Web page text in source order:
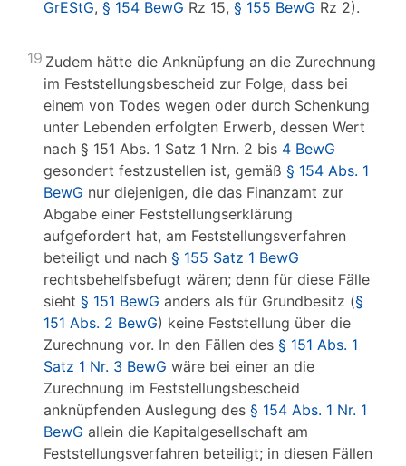
GrEStG, § 154 BewG Rz 15, § 155 BewG Rz 2).
19 Zudem hätte die Anknüpfung an die Zurechnung
im Feststellungsbescheid zur Folge, dass bei
einem von Todes wegen oder durch Schenkung
unter Lebenden erfolgten Erwerb, dessen Wert
nach § 151 Abs. 1 Satz 1 Nrn. 2 bis 4 BewG
gesondert festzustellen ist, gemäß § 154 Abs. 1
BewG nur diejenigen, die das Finanzamt zur
Abgabe einer Feststellungserklärung
aufgefordert hat, am Feststellungsverfahren
beteiligt und nach § 155 Satz 1 BewG
rechtsbehelfsbefugt wären; denn für diese Fälle
sieht § 151 BewG anders als für Grundbesitz (§
151 Abs. 2 BewG) keine Feststellung über die
Zurechnung vor. In den Fällen des § 151 Abs. 1
Satz 1 Nr. 3 BewG wäre bei einer an die
Zurechnung im Feststellungsbescheid
anknüpfenden Auslegung des § 154 Abs. 1 Nr. 1
BewG allein die Kapitalgesellschaft am
Feststellungsverfahren beteiligt; in diesen Fällen